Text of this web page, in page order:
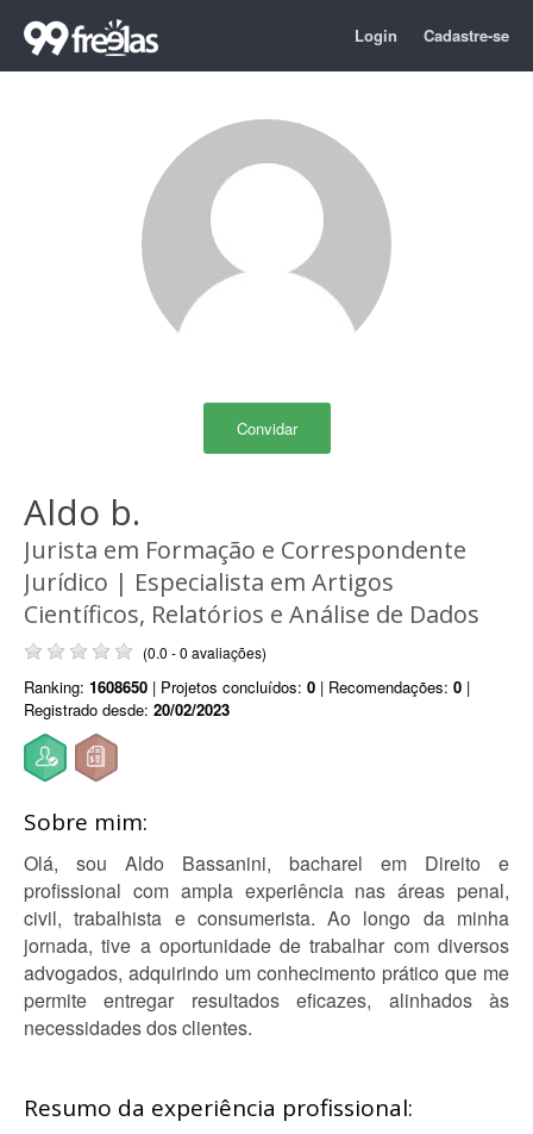
Login Cadastre-se
Convidar
Aldo b.
Jurista em Formação e Correspondente
Jurídico | Especialista em Artigos
Científicos, Relatórios e Análise de Dados
(0.0 - 0 avaliações)
Ranking: 1608650 | Projetos concluídos: 0 | Recomendações: 0 |
Registrado desde: 20/02/2023
Sobre mim:
Olá, sou Aldo Bassanini, bacharel em Direito e
profissional com ampla experiência nas áreas penal,
civil, trabalhista e consumerista. Ao longo da minha
jornada, tive a oportunidade de trabalhar com diversos
advogados, adquirindo um conhecimento prático que me
permite entregar resultados eficazes, alinhados às
necessidades dos clientes.
Resumo da experiência profissional: